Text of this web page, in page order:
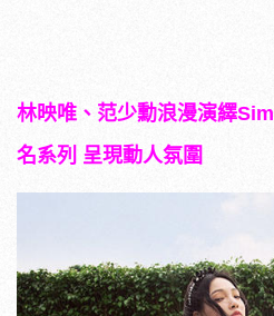
林映唯、范少勳浪漫演繹
名系列 呈現動人氛圍